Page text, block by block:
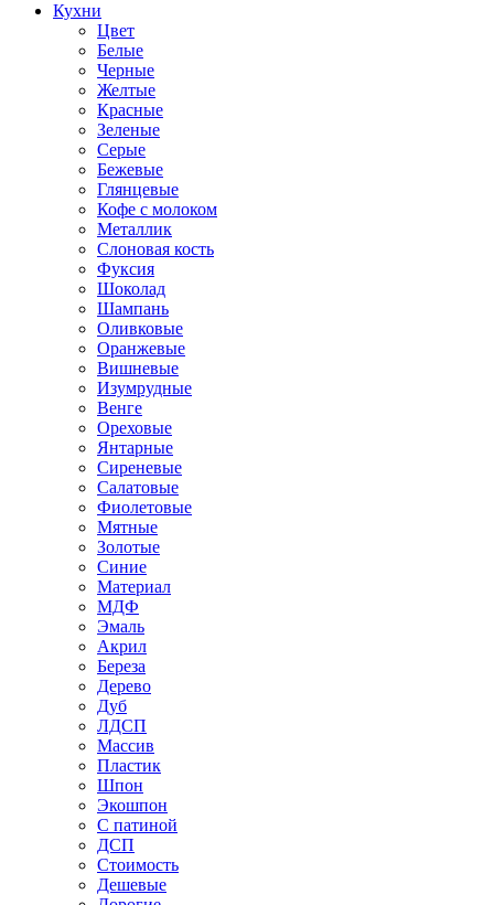
Кухни
Цвет
Белые
Черные
Желтые
Красные
Зеленые
Серые
Бежевые
Глянцевые
Кофе с молоком
Металлик
Слоновая кость
Фуксия
Шоколад
Шампань
Оливковые
Оранжевые
Вишневые
Изумрудные
Венге
Ореховые
Янтарные
Сиреневые
Салатовые
Фиолетовые
Мятные
Золотые
Синие
Материал
МДФ
Эмаль
Акрил
Береза
Дерево
Дуб
ЛДСП
Массив
Пластик
Шпон
Экошпон
С патиной
ДСП
Стоимость
Дешевые